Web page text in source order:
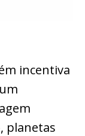
incentiva
planetas